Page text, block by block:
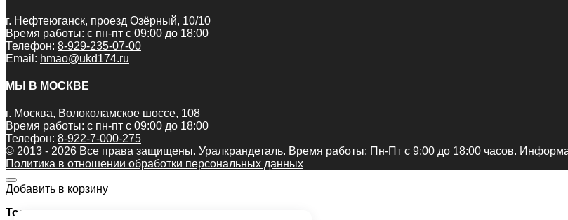
г. Нефтеюганск, проезд Озёрный, 10/10
Время работы: с пн-пт с 09:00 до 18:00
Телефон: 8-929-235-07-00
Email: hmao@ukd174.ru
МЫ В МОСКВЕ
г. Москва, Волоколамское шоссе, 108
Время работы: с пн-пт с 09:00 до 18:00
Телефон: 8-922-7-000-275
© 2013 - 2026 Все права защищены. Уралкрандеталь. Время работы: Пн-Пт c 9:00 до 18:00 часов.
Политика в отношении обработки персональных данных
Добавить в корзину
Товар: